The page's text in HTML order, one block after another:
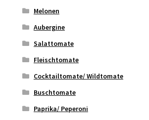
Melonen
Aubergine
Salattomate
Fleischtomate
Cocktailtomate/ Wildtomate
Buschtomate
Paprika/ Peperoni